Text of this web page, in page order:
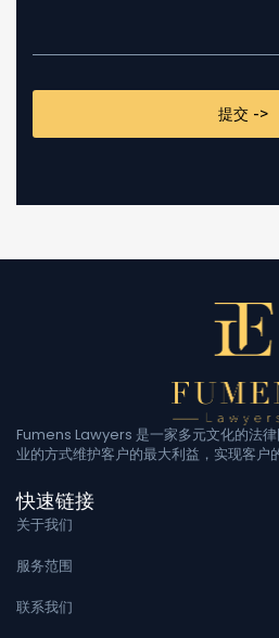
Fumens Lawyers 是一家多元文化的法
业的方式维护客户的最大利益，实现客户
快速链接
关于我们
服务范围
联系我们